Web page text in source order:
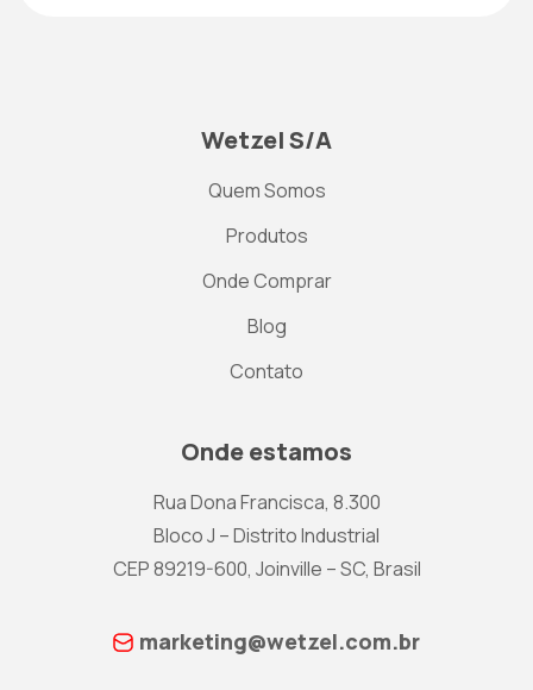
Wetzel S/A
Quem Somos
Produtos
Onde Comprar
Blog
Contato
Onde estamos
Rua Dona Francisca, 8.300
Bloco J – Distrito Industrial
CEP 89219-600, Joinville – SC, Brasil
marketing@wetzel.com.br